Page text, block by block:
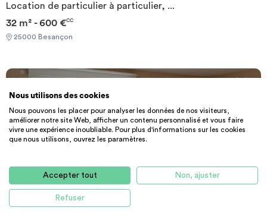
Location de particulier à particulier, ...
32 m² - 600 €CC
25000 Besançon
Nous utilisons des cookies
Nous pouvons les placer pour analyser les données de nos visiteurs,
améliorer notre site Web, afficher un contenu personnalisé et vous faire
vivre une expérience inoubliable. Pour plus d'informations sur les cookies
que nous utilisons, ouvrez les paramètres.
Accepter tout Non, ajuster
Refuser